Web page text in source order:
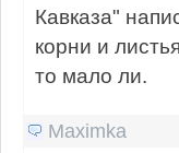
Кавказа"
корни и
то мало ли.
Maximka